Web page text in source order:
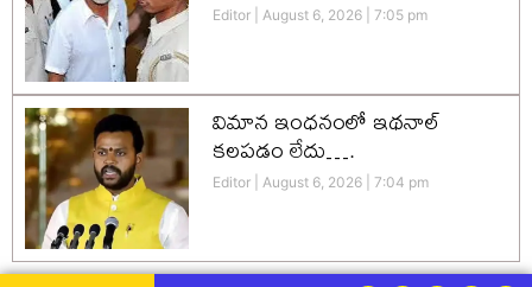
Editor August 6, 2026 7:05 pm
విమాన ఇంధనంలో ఇథనాల్
కలపడం లేదు….
Editor August 6, 2026 7:04 pm